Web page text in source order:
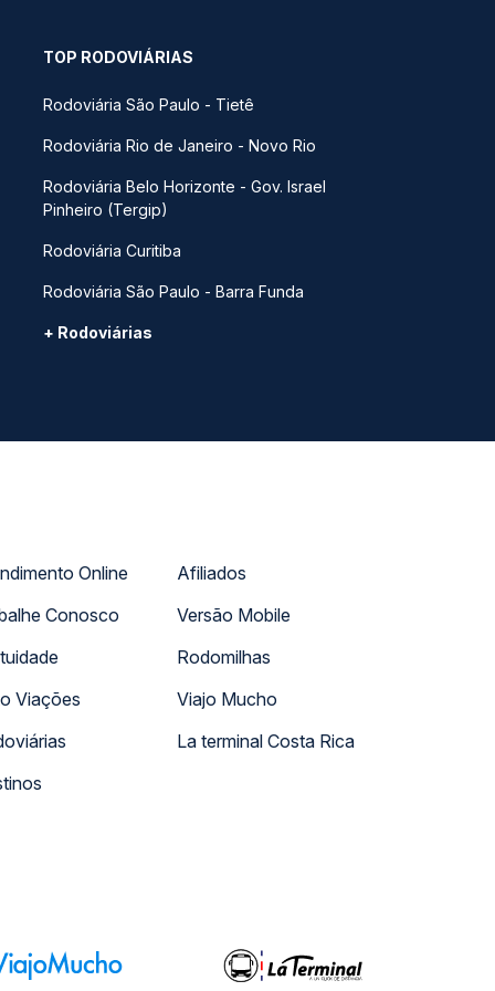
TOP RODOVIÁRIAS
Rodoviária São Paulo - Tietê
Rodoviária Rio de Janeiro - Novo Rio
Rodoviária Belo Horizonte - Gov. Israel
Pinheiro (Tergip)
Rodoviária Curitiba
Rodoviária São Paulo - Barra Funda
+ Rodoviárias
Online
Conosco
Viações
Afiliados
Versão Mobile
Rodomilhas
Viajo Mucho
La terminal Costa Rica